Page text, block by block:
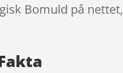
Bomuld på